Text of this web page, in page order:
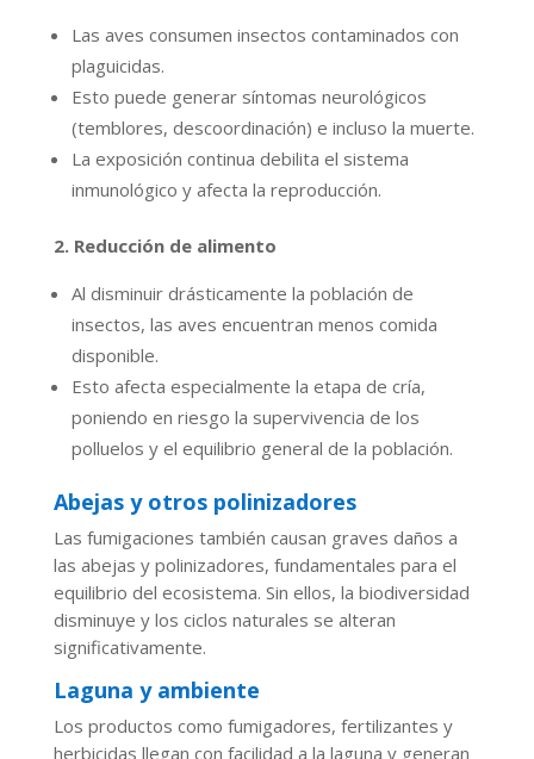
Las aves consumen insectos contaminados con
plaguicidas.
Esto puede generar síntomas neurológicos
(temblores, descoordinación) e incluso la muerte.
La exposición continua debilita el sistema
inmunológico y afecta la reproducción.
2. Reducción de alimento
Al disminuir drásticamente la población de
insectos, las aves encuentran menos comida
disponible.
Esto afecta especialmente la etapa de cría,
poniendo en riesgo la supervivencia de los
polluelos y el equilibrio general de la población.
Abejas y otros polinizadores
Las fumigaciones también causan graves daños a
las abejas y polinizadores, fundamentales para el
equilibrio del ecosistema. Sin ellos, la biodiversidad
disminuye y los ciclos naturales se alteran
significativamente.
Laguna y ambiente
Los productos como fumigadores, fertilizantes y
herbicidas llegan con facilidad a la laguna y generan